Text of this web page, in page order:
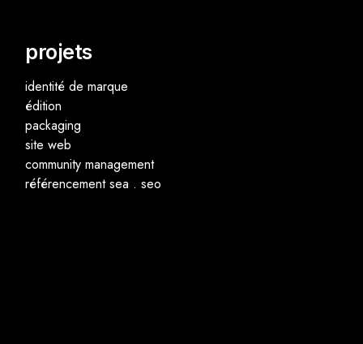
projets
identité de marque
édition
packaging
site web
community management
référencement sea . seo